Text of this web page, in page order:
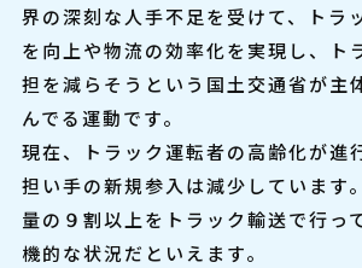
界の深刻な人手不足を受けて、トラ
を向上や物流の効率化を実現し、ト
担を減らそうという国土交通省が主
んでる運動です。
現在、トラック運転者の高齢化が進
担い手の新規参入は減少しています
量の９割以上をトラック輸送で行っ
機的な状況だといえます。